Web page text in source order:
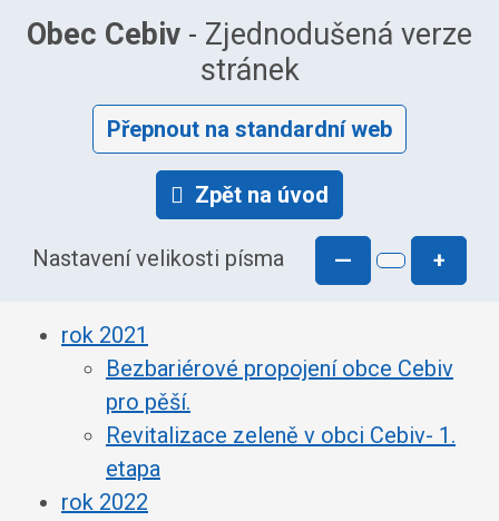
Obec Cebiv - Zjednodušená verze
stránek
Přepnout na standardní web
Zpět na úvod
Nastavení velikosti písma — +
rok 2021
Bezbariérové propojení obce Cebiv
pro pěší.
Revitalizace zeleně v obci Cebiv- 1.
etapa
rok 2022